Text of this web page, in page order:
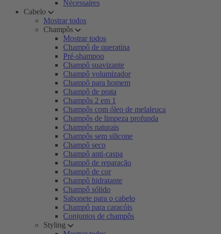
Nécessaires
Cabelo
Mostrar todos
Champôs
Mostrar todos
Champô de queratina
Pré-shampoo
Champô suavizante
Champô volumizador
Champô para homem
Champô de prata
Champôs 2 em 1
Champôs com óleo de melaleuca
Champôs de limpeza profunda
Champôs naturais
Champôs sem silicone
Champô seco
Champô anti-caspa
Champô de reparação
Champô de cor
Champô hidratante
Champô sólido
Sabonete para o cabelo
Champô para caracóis
Conjuntos de champôs
Styling